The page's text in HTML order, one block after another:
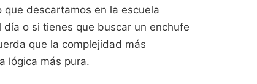
descartamos en la escuela
o si tienes que buscar un enchufe
que la complejidad más
lógica más pura.